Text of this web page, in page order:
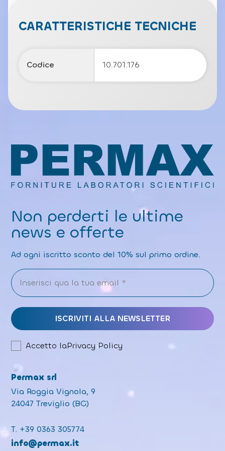
c
y
li
CARATTERISTICHE TECNICHE
Codice 10.701.176
Non perderti le ultime
news e offerte
Ad ogni iscritto sconto del 10% sul primo ordine.
Accetto laPrivacy Policy
Permax srl
Via Roggia Vignola, 9
24047 Treviglio (BG)
T. +39 0363 305774
info@permax.it